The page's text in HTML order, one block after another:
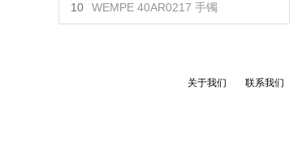
10 WEMPE 40AR0217 手镯
关于我们 联系我们